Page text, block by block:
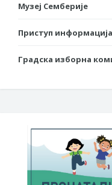
Музеј Семберије
Приступ
Градска изборна